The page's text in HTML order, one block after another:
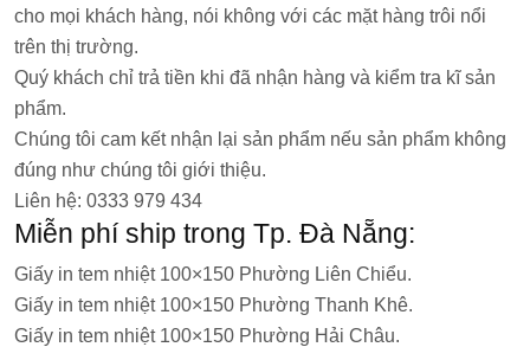
cho mọi khách hàng, nói không với các mặt hàng trôi nổi
trên thị trường.
Quý khách chỉ trả tiền khi đã nhận hàng và kiểm tra kĩ sản
phẩm.
Chúng tôi cam kết nhận lại sản phẩm nếu sản phẩm không
đúng như chúng tôi giới thiệu.
Liên hệ: 0333 979 434
Miễn phí ship trong Tp. Đà Nẵng:
Giấy in tem nhiệt 100×150 Phường Liên Chiểu.
Giấy in tem nhiệt 100×150 Phường Thanh Khê.
Giấy in tem nhiệt 100×150 Phường Hải Châu.